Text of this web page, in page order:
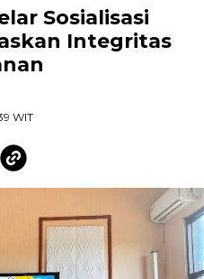
Sosialisasi
Integritas
WIT
Rekrutmen Staf